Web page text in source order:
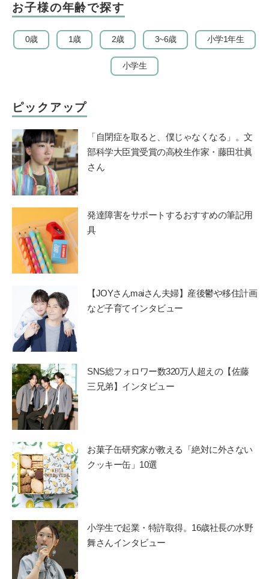
お子様の年齢で探す
0歳 1歳 2歳 3~6歳 小学1年生
小学生
ピックアップ
「自閉症を取ると、僕じゃなくなる」。文
部科学大臣賞受賞の高校生作家・藤田壮眞
さん
発達障害をサポートするおすすめの筆記用
具
【JOYさんmaiさん夫婦】産後鬱や移住計画
など子育てインタビュー
SNS総フォロワー数320万人超えの【佐藤
三兄弟】インタビュー
お菓子缶研究家が教える「絶対に外さない
クッキー缶」10選
小学生で起業・特許取得。16歳社長の水野
舞さんインタビュー